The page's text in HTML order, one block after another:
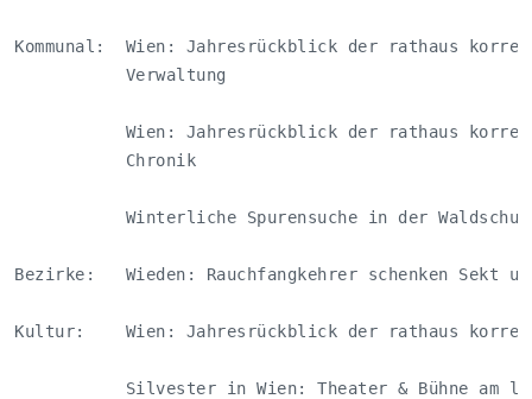
Kommunal:  Wien: Jahresrückblick der rathaus
Wien: Jahresrückblick der rathaus
Winterliche Spurensuche in der
Bezirke:   Wieden: Rauchfangkehrer schenken Sekt
Kultur:    Wien: Jahresrückblick der rathaus
Silvester in Wien: Theater & Bühne am